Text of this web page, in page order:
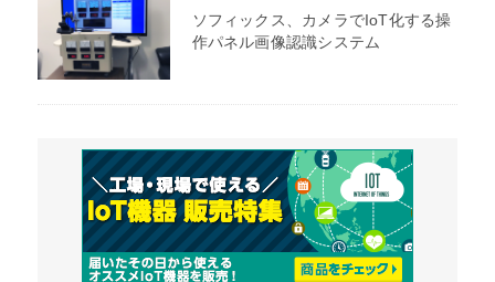
ソフィックス、カメラでIoT化する操
作パネル画像認識システム